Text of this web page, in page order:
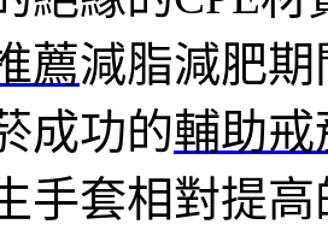
薦減脂減肥
成功的輔助戒
手套相對提高